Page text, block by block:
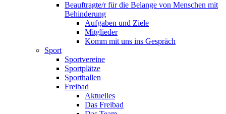
Beauftragte/r für die Belange von Menschen mit
Behinderung
Aufgaben und Ziele
Mitglieder
Komm mit uns ins Gespräch
Sport
Sportvereine
Sportplätze
Sporthallen
Freibad
Aktuelles
Das Freibad